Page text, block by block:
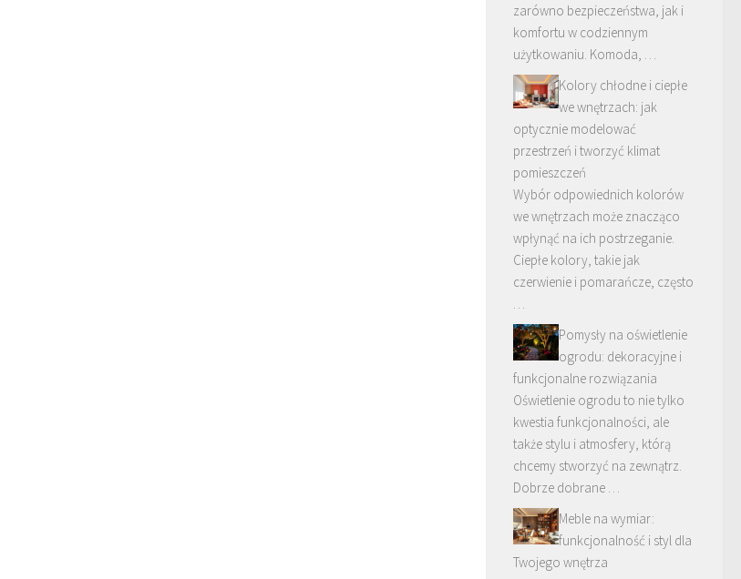
zarówno bezpieczeństwa, jak i
komfortu w codziennym
użytkowaniu. Komoda, …
Kolory chłodne i ciepłe
we wnętrzach: jak
optycznie modelować
przestrzeń i tworzyć klimat
pomieszczeń
Wybór odpowiednich kolorów
we wnętrzach może znacząco
wpłynąć na ich postrzeganie.
Ciepłe kolory, takie jak
czerwienie i pomarańcze, często
…
Pomysły na oświetlenie
ogrodu: dekoracyjne i
funkcjonalne rozwiązania
Oświetlenie ogrodu to nie tylko
kwestia funkcjonalności, ale
także stylu i atmosfery, którą
chcemy stworzyć na zewnątrz.
Dobrze dobrane …
Meble na wymiar:
funkcjonalność i styl dla
Twojego wnętrza